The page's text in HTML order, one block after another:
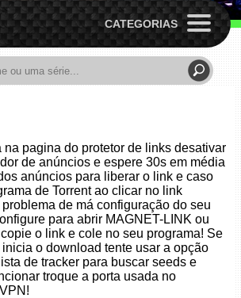
CATEGORIAS
na pagina do protetor de links desativar
de anúncios e espere 30s em média
anúncios para liberar o link e caso
de Torrent ao clicar no link
problema de má configuração do seu
para abrir MAGNET-LINK ou
o link e cole no seu programa! Se
o download tente usar a opção
de tracker para buscar seeds e
troque a porta usada no